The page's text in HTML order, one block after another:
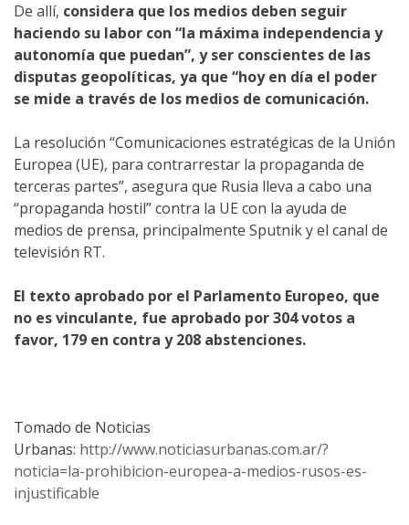
De allí, considera que los medios deben seguir
haciendo su labor con “la máxima independencia y
autonomía que puedan”, y ser conscientes de las
disputas geopolíticas, ya que “hoy en día el poder
se mide a través de los medios de comunicación.
La resolución “Comunicaciones estratégicas de la Unión
Europea (UE), para contrarrestar la propaganda de
terceras partes”, asegura que Rusia lleva a cabo una
“propaganda hostil” contra la UE con la ayuda de
medios de prensa, principalmente Sputnik y el canal de
televisión RT.
El texto aprobado por el Parlamento Europeo, que
no es vinculante, fue aprobado por 304 votos a
favor, 179 en contra y 208 abstenciones.
Tomado de Noticias
Urbanas: http://www.noticiasurbanas.com.ar/?
noticia=la-prohibicion-europea-a-medios-rusos-es-
injustificable